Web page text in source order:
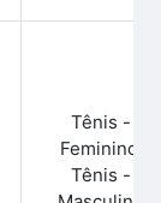
Tênis -
Feminino,
Tênis -